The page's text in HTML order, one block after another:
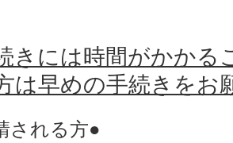
きには時間がかかる
は早めの手続きをお
される方●